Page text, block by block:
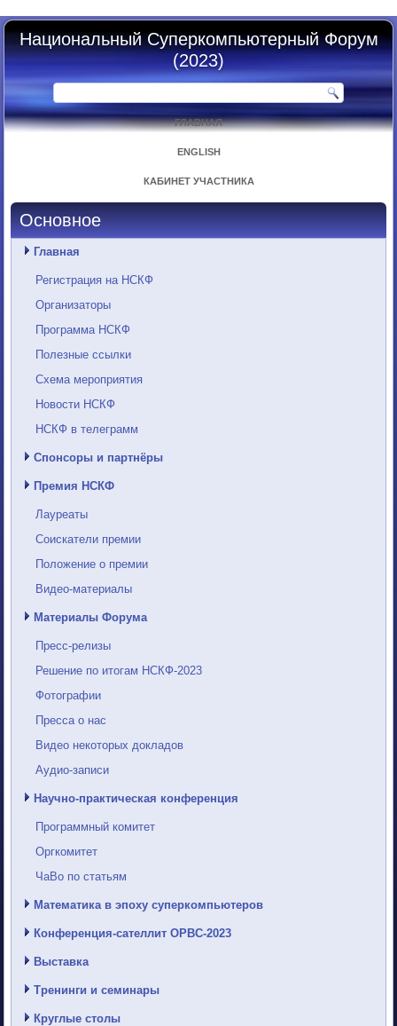
Национальный Суперкомпьютерный Форум
(2023)
ГЛАВНАЯ
ENGLISH
КАБИНЕТ УЧАСТНИКА
Основное
Главная
Регистрация на НСКФ
Организаторы
Программа НСКФ
Полезные ссылки
Схема мероприятия
Новости НСКФ
НСКФ в телеграмм
Спонсоры и партнёры
Премия НСКФ
Лауреаты
Соискатели премии
Положение о премии
Видео-материалы
Материалы Форума
Пресс-релизы
Решение по итогам НСКФ-2023
Фотографии
Пресса о нас
Видео некоторых докладов
Аудио-записи
Научно-практическая конференция
Программный комитет
Оргкомитет
ЧаВо по статьям
Математика в эпоху суперкомпьютеров
Конференция-сателлит ОРВС-2023
Выставка
Тренинги и семинары
Круглые столы